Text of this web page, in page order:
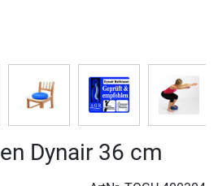
Dynair 36 cm